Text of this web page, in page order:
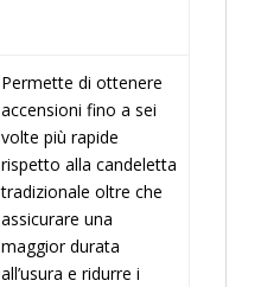
Permette di ottenere
accensioni fino a sei
volte più rapide
rispetto alla candeletta
tradizionale oltre che
assicurare una
maggior durata
all’usura e ridurre i